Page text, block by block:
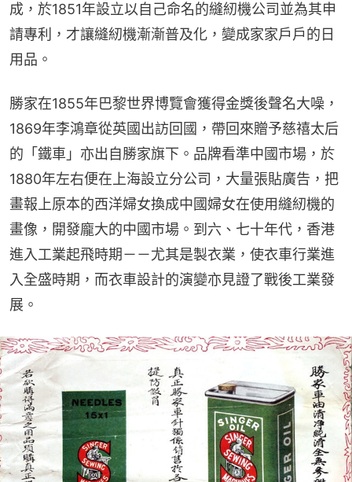
成，於1851年設立以自己命名的縫紉機公司並為其申
請專利，才讓縫紉機漸漸普及化，變成家家戶戶的日
用品。
勝家在1855年巴黎世界博覽會獲得金獎後聲名大噪，
1869年李鴻章從英國出訪回國，帶回來贈予慈禧太后
的「鐵車」亦出自勝家旗下。品牌看準中國市場，於
1880年左右便在上海設立分公司，大量張貼廣告，把
畫報上原本的西洋婦女換成中國婦女在使用縫紉機的
畫像，開發龐大的中國市場。到六、七十年代，香港
進入工業起飛時期－－尤其是製衣業，使衣車行業進
入全盛時期，而衣車設計的演變亦見證了戰後工業發
展。